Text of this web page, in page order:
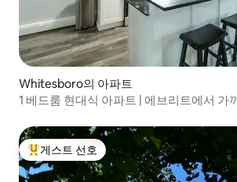
Whitesboro의 아파트
1 베드룸 현대식 아파트 | 에브리트에서 가
상위 게스트 선호
게스트 선호